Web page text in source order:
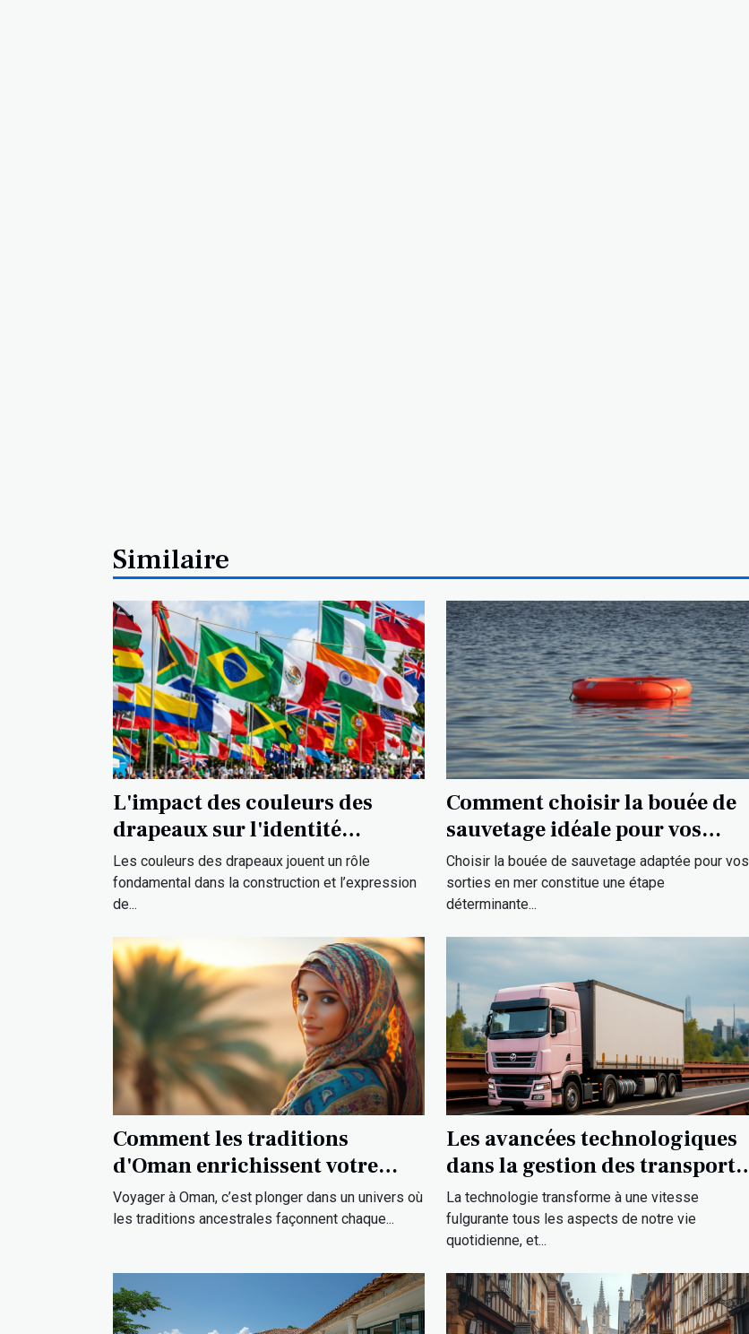
Similaire
L'impact des couleurs des
drapeaux sur l'identité
culturelle
Les couleurs des drapeaux jouent un rôle
fondamental dans la construction et l’expression
de...
Comment choisir la bouée de
sauvetage idéale pour vos
sorties en mer ?
Choisir la bouée de sauvetage adaptée pour vos
sorties en mer constitue une étape
déterminante...
Comment les traditions
d'Oman enrichissent votre
expérience de voyage ?
Voyager à Oman, c’est plonger dans un univers où
les traditions ancestrales façonnent chaque...
Les avancées technologiques
dans la gestion des transports
à Strasbourg
La technologie transforme à une vitesse
fulgurante tous les aspects de notre vie
quotidienne, et...